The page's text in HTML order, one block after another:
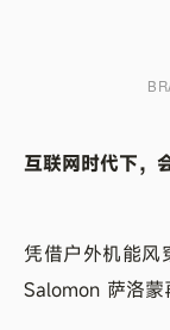
互联网时代下，
凭借户外机能风
Salomon 萨洛蒙